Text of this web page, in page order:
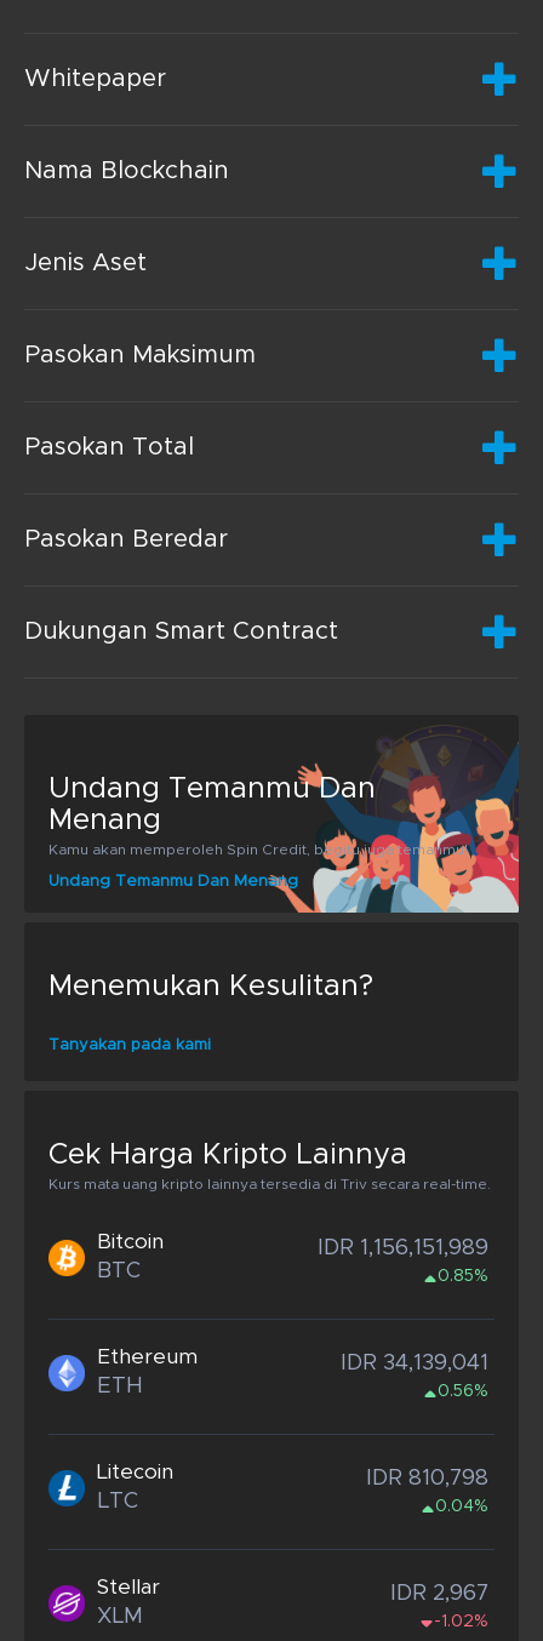
Whitepaper
Nama Blockchain
Jenis Aset
Pasokan Maksimum
Pasokan Total
Pasokan Beredar
Dukungan Smart Contract
Undang Temanmu Dan
Menang
Kamu akan memperoleh Spin Credit, begitu juga temanmu!
Undang Temanmu Dan Menang
Menemukan Kesulitan?
Tanyakan pada kami
Cek Harga Kripto Lainnya
Kurs mata uang kripto lainnya tersedia di Triv secara real-time.
Bitcoin
BTC
IDR 1,156,151,989
0.85%
Ethereum
ETH
IDR 34,139,041
0.56%
Litecoin
LTC
IDR 810,798
0.04%
Stellar
XLM
IDR 2,967
-1.02%